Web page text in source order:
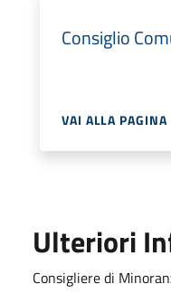
Consiglio
VAI ALLA PAGINA
Ulteriori
Consigliere di